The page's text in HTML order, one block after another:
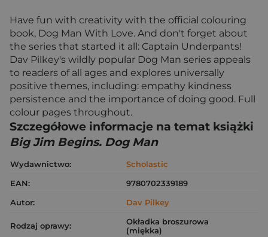
Have fun with creativity with the official colouring
book, Dog Man With Love. And don't forget about
the series that started it all: Captain Underpants!
Dav Pilkey's wildly popular Dog Man series appeals
to readers of all ages and explores universally
positive themes, including: empathy kindness
persistence and the importance of doing good. Full
colour pages throughout.
Szczegółowe informacje na temat książki
Big Jim Begins. Dog Man
Wydawnictwo:
Scholastic
EAN:
9780702339189
Autor:
Dav Pilkey
Rodzaj oprawy:
Okładka broszurowa
(miękka)